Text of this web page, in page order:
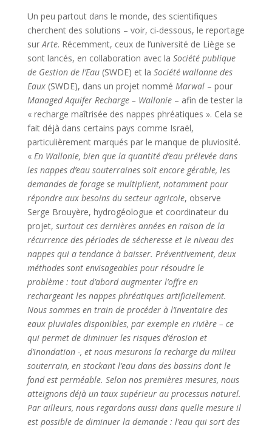
Un peu partout dans le monde, des scientifiques
cherchent des solutions – voir, ci-dessous, le reportage
surArte. Récemment, ceux de l’université de Liège se
sont lancés, en collaboration avec la Société publique
de Gestion de l’Eau(SWDE) et la Société wallonne des
Eaux(SWDE), dans un projet nommé Marwal– pour
Managed Aquifer Recharge – Wallonie– afin de tester la
« recharge maîtrisée des nappes phréatiques ». Cela se
fait déjà dans certains pays comme Israël,
particulièrement marqués par le manque de pluviosité.
« En Wallonie, bien que la quantité d’eau prélevée dans
les nappes d’eau souterraines soit encore gérable, les
demandes de forage se multiplient, notamment pour
répondre aux besoins du secteur agricole, observe
Serge Brouyère, hydrogéologue et coordinateur du
projet, surtout ces dernières années en raison de la
récurrence des périodes de sécheresse et le niveau des
nappes qui a tendance à baisser. Préventivement, deux
méthodes sont envisageables pour résoudre le
problème : tout d’abord augmenter l’offre en
rechargeant les nappes phréatiques artificiellement.
Nous sommes en train de procéder à l’inventaire des
eaux pluviales disponibles, par exemple en rivière – ce
qui permet de diminuer les risques d’érosion et
d’inondation -, et nous mesurons la recharge du milieu
souterrain, en stockant l’eau dans des bassins dont le
fond est perméable. Selon nos premières mesures, nous
atteignons déjà un taux supérieur au processus naturel.
Par ailleurs, nous regardons aussi dans quelle mesure il
est possible de diminuer la demande : l’eau qui sort des